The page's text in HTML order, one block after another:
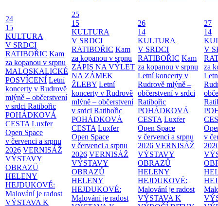
24
15
KULTURA
V SRDCI
RATIBOŘIC Kam
za kopanou v srpnu
MALOSKALICKÉ
POSVÍCENÍ Letní
koncerty v Rudrově
mlýně – občerstvení
v srdci Ratibořic
POHÁDKOVÁ
CESTA Luxfer
Open Space
v červenci a srpnu
2026 VERNISÁŽ
VÝSTAVY
OBRAZŮ
HELENY
HEJDUKOVÉ:
Malování je radost
VÝSTAVA K
25
15
KULTURA
V SRDCI
RATIBOŘIC Kam
za kopanou v srpnu
ZÁPIS NA VÝLET
NA ZÁMEK
ŽLEBY Letní
koncerty v Rudrově
mlýně – občerstvení
v srdci Ratibořic
POHÁDKOVÁ
CESTA Luxfer
Open Space
v červenci a srpnu
2026 VERNISÁŽ
VÝSTAVY
OBRAZŮ
HELENY
HEJDUKOVÉ:
Malování je radost
26
14
KULTURA
V SRDCI
RATIBOŘIC Kam
za kopanou v srpnu
Letní koncerty v
Rudrově mlýně –
občerstvení v srdci
Ratibořic
POHÁDKOVÁ
CESTA Luxfer
Open Space
v červenci a srpnu
2026 VERNISÁŽ
VÝSTAVY
OBRAZŮ
HELENY
HEJDUKOVÉ:
Malování je radost
VÝSTAVA K
27
14
V
za
v